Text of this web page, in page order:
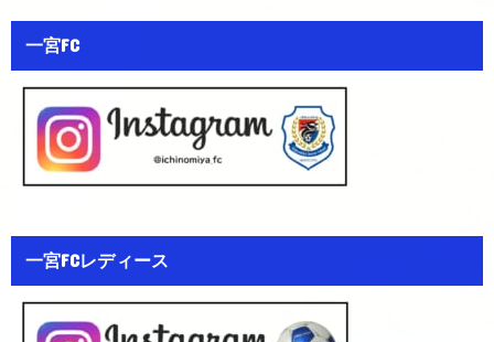
一宮FC
一宮FCレディース